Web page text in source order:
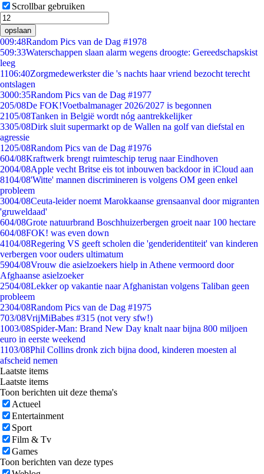
Scrollbar gebruiken
opslaan
009:48Random Pics van de Dag #1978
509:33Waterschappen slaan alarm wegens droogte: Gereedschapskist
leeg
1106:40Zorgmedewerkster die 's nachts haar vriend bezocht terecht
ontslagen
3000:35Random Pics van de Dag #1977
205/08De FOK!Voetbalmanager 2026/2027 is begonnen
2105/08Tanken in België wordt nóg aantrekkelijker
3305/08Dirk sluit supermarkt op de Wallen na golf van diefstal en
agressie
1205/08Random Pics van de Dag #1976
604/08Kraftwerk brengt ruimteschip terug naar Eindhoven
2004/08Apple vecht Britse eis tot inbouwen backdoor in iCloud aan
8104/08'Witte' mannen discrimineren is volgens OM geen enkel
probleem
3004/08Ceuta-leider noemt Marokkaanse grensaanval door migranten
'gruweldaad'
604/08Grote natuurbrand Boschhuizerbergen groeit naar 100 hectare
604/08FOK! was even down
4104/08Regering VS geeft scholen die 'genderidentiteit' van kinderen
verbergen voor ouders ultimatum
5904/08Vrouw die asielzoekers hielp in Athene vermoord door
Afghaanse asielzoeker
2504/08Lekker op vakantie naar Afghanistan volgens Taliban geen
probleem
2304/08Random Pics van de Dag #1975
703/08VrijMiBabes #315 (not very sfw!)
1003/08Spider-Man: Brand New Day knalt naar bijna 800 miljoen
euro in eerste weekend
1103/08Phil Collins dronk zich bijna dood, kinderen moesten al
afscheid nemen
Laatste items
Laatste items
Toon berichten uit deze thema's
Actueel
Entertainment
Sport
Film & Tv
Games
Toon berichten van deze types